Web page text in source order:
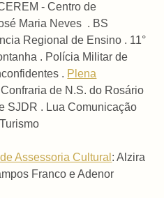
- Centro de
Maria Neves . BS
Regional de Ensino . 11°
. Polícia Militar de
. Plena
de N.S. do Rosário
SJDR . Lua Comunicação
Assessoria Cultural : Alzira
Franco e Adenor